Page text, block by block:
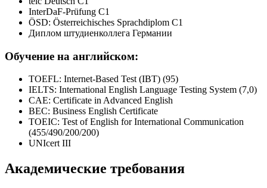
InterDaF-Prüfung C1
ÖSD: Österreichisches Sprachdiplom C1
Диплом штудиенколлега Германии
Обучение на английском:
TOEFL: Internet-Based Test (IBT) (95)
IELTS: International English Language Testing System (7,0)
CAE: Certificate in Advanced English
BEC: Business English Certificate
TOEIC: Test of English for International Communication
(455/490/200/200)
UNIcert III
Академические требования